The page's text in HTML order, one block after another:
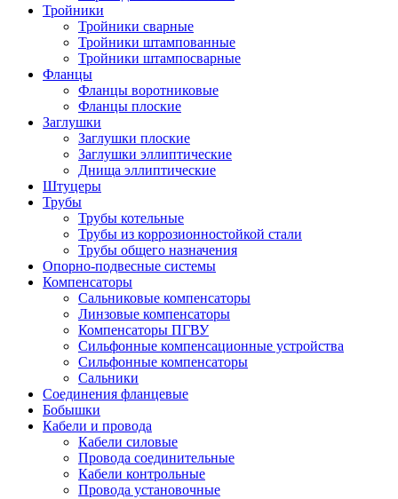
Тройники
Тройники сварные
Тройники штампованные
Тройники штампосварные
Фланцы
Фланцы воротниковые
Фланцы плоские
Заглушки
Заглушки плоские
Заглушки эллиптические
Днища эллиптические
Штуцеры
Трубы
Трубы котельные
Трубы из коррозионностойкой стали
Трубы общего назначения
Опорно-подвесные системы
Компенсаторы
Сальниковые компенсаторы
Линзовые компенсаторы
Компенсаторы ПГВУ
Сильфонные компенсационные устройства
Сильфонные компенсаторы
Сальники
Соединения фланцевые
Бобышки
Кабели и провода
Кабели силовые
Провода соединительные
Кабели контрольные
Провода установочные